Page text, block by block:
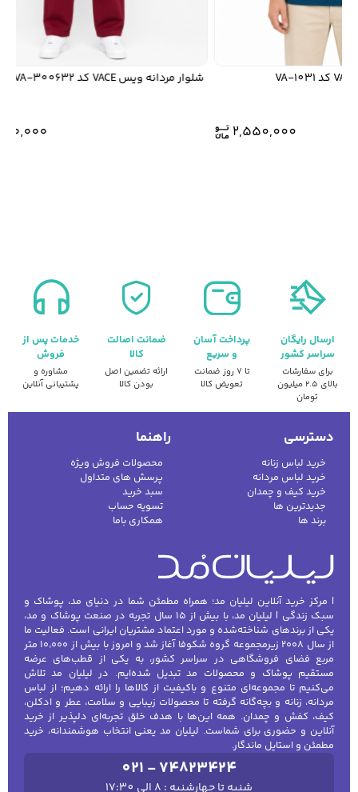
2,550,000
شلوار مردانه ویس VACE کد VA-300632
2,640,000
ارسال رایگان
سراسر کشور
برای سفارشات
بالای ۲.۵ میلیون
تومان
پرداخت آسان
و سریع
تا ۷ روز ضمانت
تعویض کالا
ضمانت اصالت
کالا
ارائه تضمین اصل
بودن کالا
خدمات پس از
فروش
مشاوره و
پشتیبانی آنلاین
دسترسی
خرید لباس زنانه
خرید لباس مردانه
خرید کیف و چمدان
جدیدترین ها
برند ها
راهنما
محصولات فروش ویژه
پرسش های متداول
سبد خرید
تسویه حساب
همکاری باما
| مرکز خرید آنلاین لیلیان مد؛ همراه مطمئن شما در دنیای مد، پوشاک و
سبک زندگی | لیلیان مد، با بیش از ۱۵ سال تجربه در صنعت پوشاک و مد،
یکی از برندهای شناخته‌شده و مورد اعتماد مشتریان ایرانی است. فعالیت ما
از سال ۲۰۰۸ زیرمجموعه گروه شکوفا آغاز شد و امروز با بیش از ۱۰٬۰۰۰ متر
مربع فضای فروشگاهی در سراسر کشور، به یکی از قطب‌های عرضه
مستقیم پوشاک و محصولات مد تبدیل شده‌ایم. در لیلیان مد تلاش
می‌کنیم تا مجموعه‌ای متنوع و باکیفیت از کالاها را ارائه دهیم؛ از لباس
مردانه، زنانه و بچه‌گانه گرفته تا محصولات زیبایی و سلامت، عطر و ادکلن،
کیف، کفش و چمدان. همه این‌ها با هدف خلق تجربه‌ای دلپذیر از خرید
آنلاین و حضوری برای شماست. لیلیان مد یعنی انتخاب هوشمندانه، خرید
مطمئن و استایل ماندگار.
021 - 74823424
شنبه تا چهارشنبه : 8 الی 17:30